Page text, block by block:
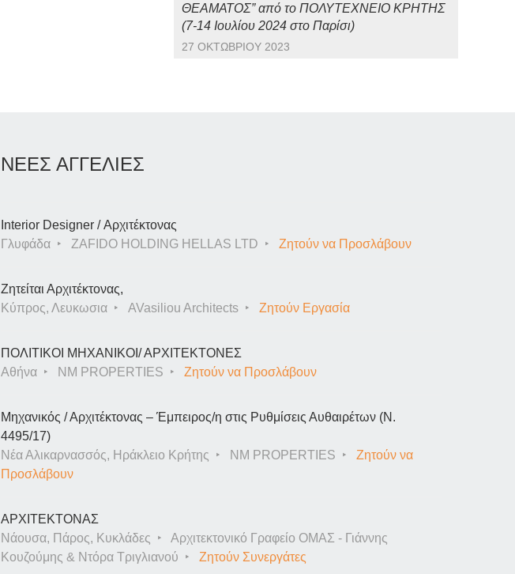
ΘΕΑΜΑΤΟΣ” από το ΠΟΛΥΤΕΧΝΕΙΟ ΚΡΗΤΗΣ
(7-14 Ιουλίου 2024 στο Παρίσι)
27 ΟΚΤΩΒΡΊΟΥ 2023
ΝΕΕΣ ΑΓΓΕΛΙΕΣ
Interior Designer / Αρχιτέκτονας
Γλυφάδα
ZAFIDO HOLDING HELLAS LTD Ζητούν να Προσλάβουν
Ζητείται Αρχιτέκτονας,
Κύπρος, Λευκωσια
AVasiliou Architects Ζητούν Εργασία
ΠΟΛΙΤΙΚΟΙ ΜΗΧΑΝΙΚΟΙ/ ΑΡΧΙΤΕΚΤΟΝΕΣ
Αθήνα
NM PROPERTIES Ζητούν να Προσλάβουν
Μηχανικός / Αρχιτέκτονας – Έμπειρος/η στις Ρυθμίσεις Αυθαιρέτων (Ν.
4495/17)
Νέα Αλικαρνασσός, Ηράκλειο Κρήτης
NM PROPERTIES
Ζητούν να
Προσλάβουν
ΑΡΧΙΤΕΚΤΟΝΑΣ
Νάουσα, Πάρος, Κυκλάδες
Αρχιτεκτονικό Γραφείο ΟΜΑΣ - Γιάννης
Κουζούμης & Ντόρα Τριγλιανού
Ζητούν Συνεργάτες